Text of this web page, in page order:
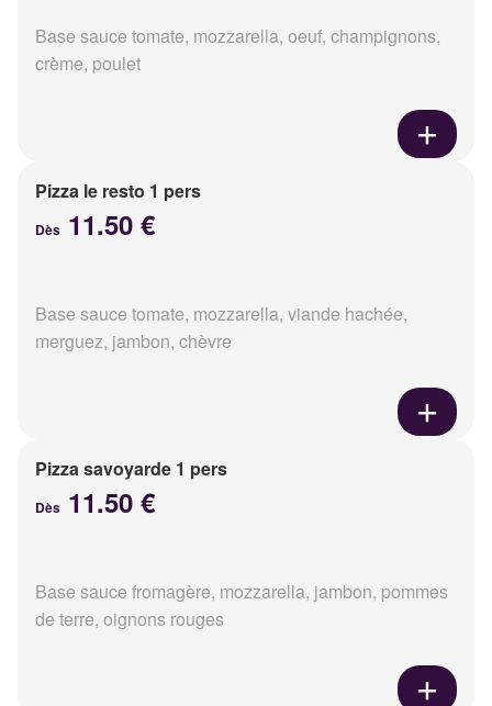
Base sauce tomate, mozzarella, oeuf, champignons,
crème, poulet
Pizza le resto 1 pers
Dès 11.50 €
Base sauce tomate, mozzarella, viande hachée,
merguez, jambon, chèvre
Pizza savoyarde 1 pers
Dès 11.50 €
Base sauce fromagère, mozzarella, jambon, pommes
de terre, oignons rouges